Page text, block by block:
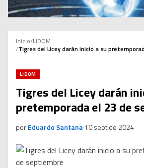
Inicio/LIDOM
/Tigres del Licey darán inicio a su
LIDOM
Tigres del Licey darán
pretemporada el 23 de
porEduardo Santana·10 sept de 2024